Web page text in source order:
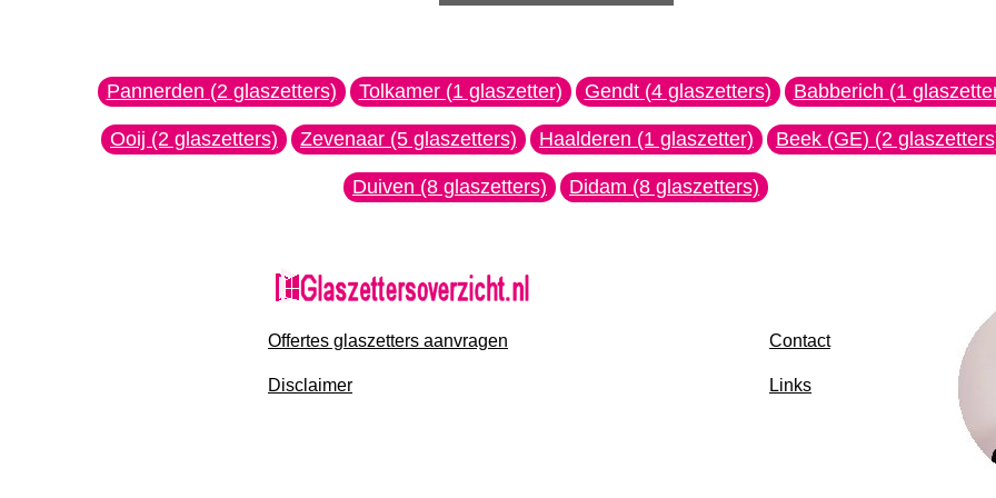
Pannerden (2 glaszetters) Tolkamer (1 glaszetter) Gendt (4 glaszetters) Babberich (1
Ooij (2 glaszetters) Zevenaar (5 glaszetters) Haalderen (1 glaszetter) Beek (GE) (2
Duiven (8 glaszetters) Didam (8 glaszetters)
Offertes glaszetters aanvragen
Disclaimer
Contact
Links